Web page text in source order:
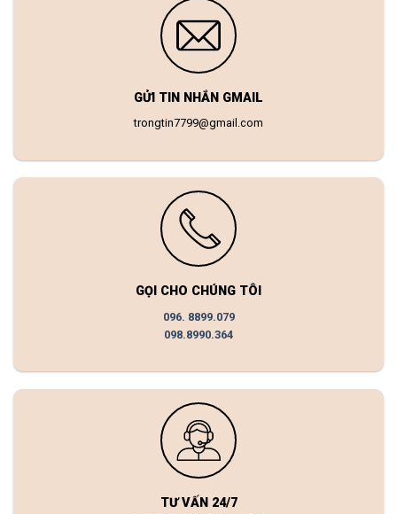
GỬI TIN NHẮN GMAIL
trongtin7799@gmail.com
GỌI CHO CHÚNG TÔI
096. 8899.079
098.8990.364
TƯ VẤN 24/7